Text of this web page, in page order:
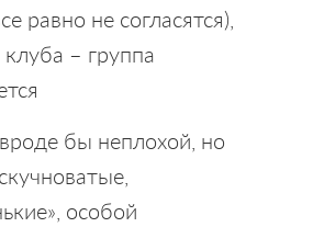
равно не согласятся),
– группа
бы неплохой, но
особой